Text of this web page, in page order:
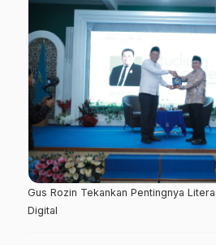
Gus Rozin Tekankan Pentingnya
Digital